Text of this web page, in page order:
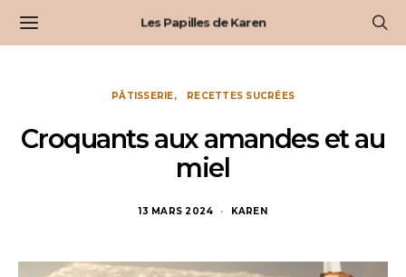
Les Papilles de Karen
PÂTISSERIE RECETTES SUCRÉES
Croquants aux amandes et au
miel
13 MARS 2024 KAREN